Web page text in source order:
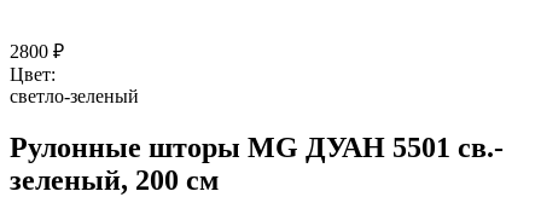
2800 ₽
Цвет:
светло-зеленый
Рулонные шторы MG ДУАН 5501 св.-
зеленый, 200 см